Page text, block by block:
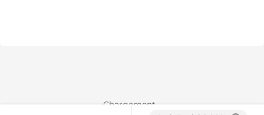
Chargement...